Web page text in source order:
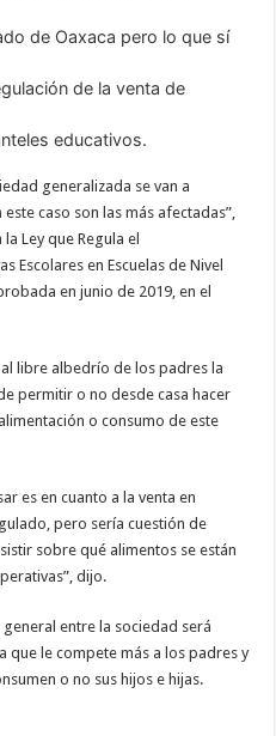
de Oaxaca pero lo que sí
de la venta de
educativos.
generalizada se van a
caso son las más afectadas”,
Ley que Regula el
Escolares en Escuelas de Nivel
en junio de 2019, en el
libre albedrío de los padres la
permitir o no desde casa hacer
o consumo de este
es en cuanto a la venta en
pero sería cuestión de
sobre qué alimentos se están
dijo.
entre la sociedad será
que le compete más a los padres y
o no sus hijos e hijas.